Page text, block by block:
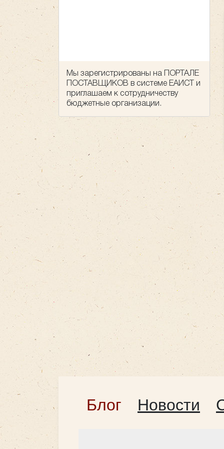
Мы зарегистрированы на ПОРТАЛЕ
ПОСТАВЩИКОВ в системе ЕАИСТ и
приглашаем к сотрудничеству
бюджетные организации.
Блог Новости